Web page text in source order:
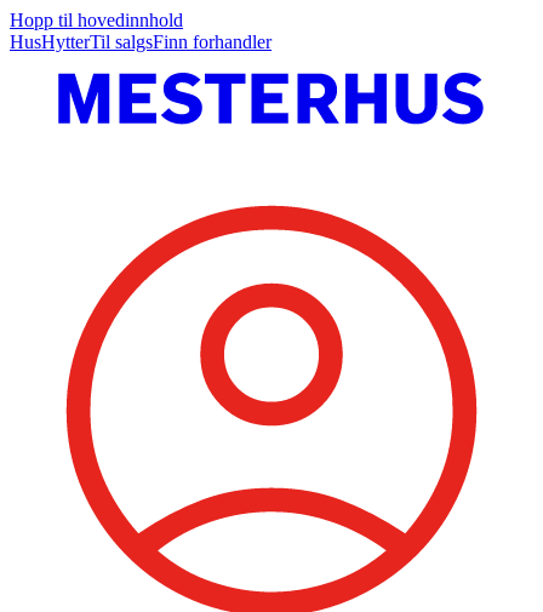
Hopp til hovedinnhold
HusHytterTil salgsFinn forhandler